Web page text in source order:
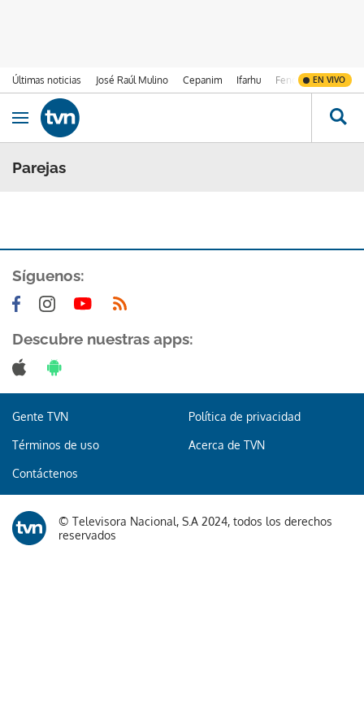
Últimas noticias José Raúl Mulino Cepanim Ifarhu Fenómeno de El
EN VIVO
Ir al contenido
Obrir navegació
Parejas
Síguenos:
Descubre nuestras apps:
Gente TVN Política de privacidad
Términos de uso Acerca de TVN
Contáctenos
© Televisora Nacional, S.A 2024, todos los derechos
reservados